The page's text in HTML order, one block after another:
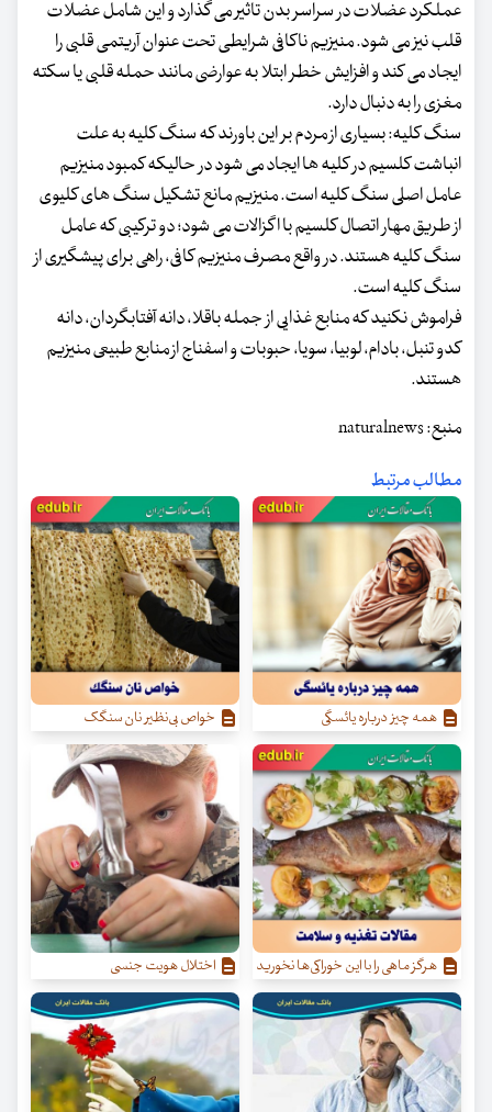
عملکرد عضلات در سراسر بدن تاثیر می گذارد و این شامل عضلات
قلب نیز می شود. منیزیم ناکافی شرایطی تحت عنوان آریتمی قلبی را
ایجاد می کند و افزایش خطر ابتلا به عوارضی مانند حمله قلبی یا سکته
مغزی را به دنبال دارد.
سنگ کلیه: بسیاری از مردم بر این باورند که سنگ کلیه به علت
انباشت کلسیم در کلیه ها ایجاد می شود در حالیکه کمبود منیزیم
عامل اصلی سنگ کلیه است. منیزیم مانع تشکیل سنگ های کلیوی
از طریق مهار اتصال کلسیم با اگزالات می شود؛ دو ترکیبی که عامل
سنگ کلیه هستند. در واقع مصرف منیزیم کافی، راهی برای پیشگیری از
سنگ کلیه است.
فراموش نکنید که منابع غذایی از جمله باقلا، دانه آفتابگردان، دانه
کدو تنبل، بادام، لوبیا، سویا، حبوبات و اسفناج از منابع طبیعی منیزیم
هستند.
منبع: naturalnews
مطالب مرتبط
همه چیز درباره یائسگی خواص بی‌نظیر نان سنگک
هرگز ماهی را با این خوراکی‌ها نخورید اختلال هویت جنسی